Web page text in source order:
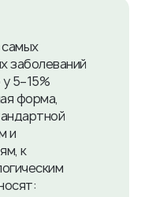
заболеваний
5–15%
форма,
и
к